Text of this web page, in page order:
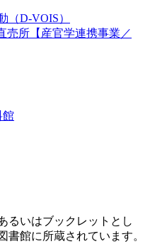
（D-VOIS）
売所【産官学連携事業／
館
るいはブックレットとし
書館に所蔵されています。